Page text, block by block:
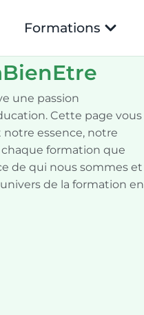
Formations
une passion
Cette page vous
essence, notre
formation que
de qui nous sommes et
de la formation en